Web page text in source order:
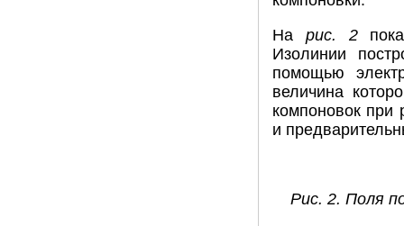
На рис. 2
Изолинии
помощью
величина
компоновок
и
Рис. 2. Поля